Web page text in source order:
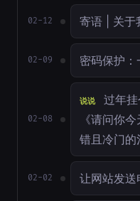
02-12 寄语 | 关于
02-09 密码保护
02-08
说说
过年
《请问你
错且冷门
02-02 让网站发